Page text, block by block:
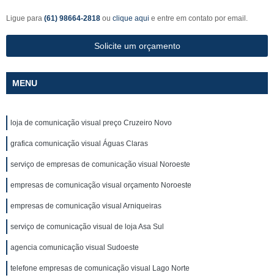
Ligue para (61) 98664-2818 ou clique aqui e entre em contato por email.
Solicite um orçamento
MENU
loja de comunicação visual preço Cruzeiro Novo
grafica comunicação visual Águas Claras
serviço de empresas de comunicação visual Noroeste
empresas de comunicação visual orçamento Noroeste
empresas de comunicação visual Arniqueiras
serviço de comunicação visual de loja Asa Sul
agencia comunicação visual Sudoeste
telefone empresas de comunicação visual Lago Norte